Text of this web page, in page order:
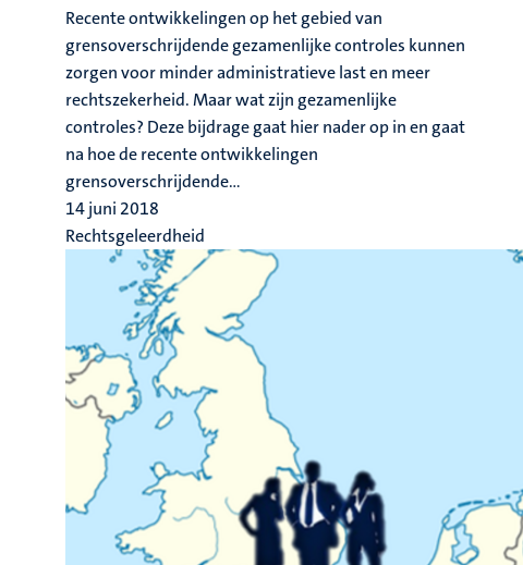
Recente ontwikkelingen op het gebied van
grensoverschrijdende gezamenlijke controles kunnen
zorgen voor minder administratieve last en meer
rechtszekerheid. Maar wat zijn gezamenlijke
controles? Deze bijdrage gaat hier nader op in en gaat
na hoe de recente ontwikkelingen
grensoverschrijdende...
14 juni 2018
Rechtsgeleerdheid